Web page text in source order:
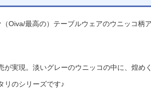
Oiva/最高の）テーブルウェアのウニッコ柄
実現。淡いグレーのウニッコの中に、煌め
リのシリーズです♪